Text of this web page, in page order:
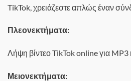
TikTok, χρειάζεστε απλώς έναν
Πλεονεκτήματα:
Λήψη βίντεο TikTok online για
Μειονεκτήματα: